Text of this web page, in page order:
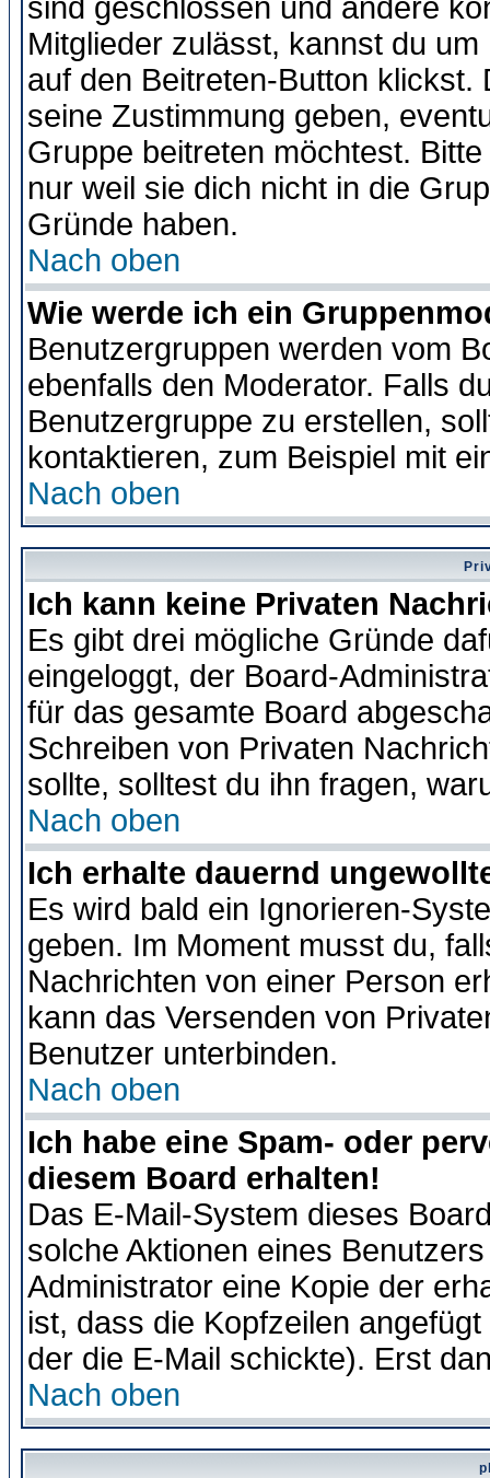
sind geschlossen und andere
Mitglieder zulässt, kannst du
auf den Beitreten-Button
seine Zustimmung geben,
Gruppe beitreten möchtest.
nur weil sie dich nicht in die
Gründe haben.
Nach oben
Wie werde ich ein
Benutzergruppen werden vom
ebenfalls den Moderator. Falls
Benutzergruppe zu erstellen,
kontaktieren, zum Beispiel mit
Nach oben
Ich kann keine Privaten
Es gibt drei mögliche Gründe
eingeloggt, der Board-
für das gesamte Board
Schreiben von Privaten
sollte, solltest du ihn fragen,
Nach oben
Ich erhalte dauernd
Es wird bald ein Ignorieren-
geben. Im Moment musst du,
Nachrichten von einer Person
kann das Versenden von
Benutzer unterbinden.
Nach oben
Ich habe eine Spam- oder
diesem Board erhalten!
Das E-Mail-System dieses
solche Aktionen eines
Administrator eine Kopie der
ist, dass die Kopfzeilen
der die E-Mail schickte). Erst
Nach oben